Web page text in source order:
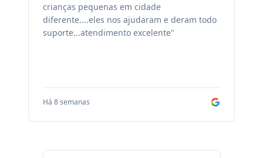
crianças pequenas em cidade
diferente....eles nos ajudaram e deram todo
suporte...atendimento excelente"
Há 8 semanas